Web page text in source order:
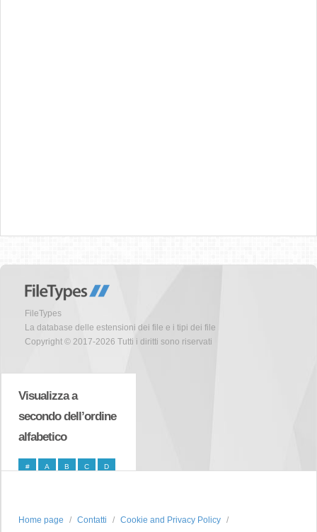
FileTypes
La database delle estensioni dei file e i tipi dei file
Copyright © 2017-2026 Tutti i diritti sono riservati
Visualizza a
secondo dell’ordine
alfabetico
# A B C D
Home page Contatti Cookie and Privacy Policy